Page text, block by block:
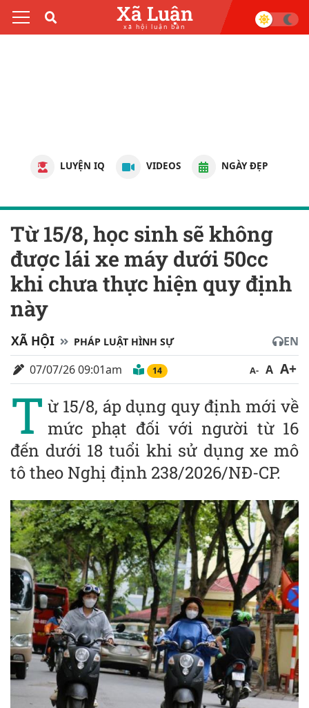
Xã Luận
xã hội luận bàn
LUYỆN IQ VIDEOS NGÀY ĐẸP
Từ 15/8, học sinh sẽ không
được lái xe máy dưới 50cc
khi chưa thực hiện quy định
này
XÃ HỘI PHÁP LUẬT HÌNH SỰ
EN
07/07/26 09:01am
14 A- A A+
T ừ 15/8, áp dụng quy định mới về
mức phạt đối với người từ 16
đến dưới 1‌8 tuổ‌i khi sử dụng xe mô
tô theo Nghị định 238/2026/NĐ-CP.